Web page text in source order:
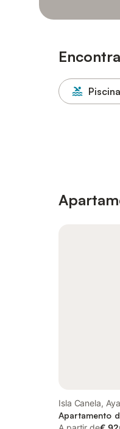
Piscina
Isla Canela,
Apartamento